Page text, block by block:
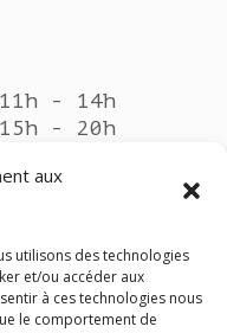
aux
utilisons des technologies
et/ou accéder aux
à ces technologies nous
le comportement de
11h - 14h
15h - 20h
- 12h
- 17h30
Fermé
11h - 14h